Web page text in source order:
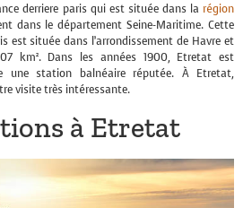
derriere parisqui est située dans la région
dans le département Seine-Maritime. Cette
est située dans l’arrondissement de Havre et
km². Dans les années 1900, Etretat est
une station balnéaire réputée. À Etretat,
visite très intéressante.
à Etretat